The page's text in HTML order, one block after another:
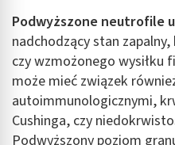
Podwyższone neutrofile
nadchodzący stan
czy wzmożonego wysiłku
może mieć związek
autoimmunologicznymi,
Cushinga, czy
Podwyższony poziom